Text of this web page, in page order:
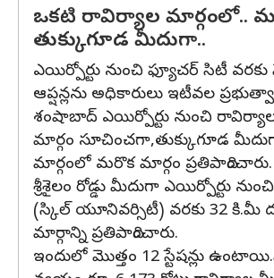
ఒకటి రావిర్యాల మార్గంలో..
తుక్కుగూడ మీదుగా..
ఎయిర్పోర్టు నుంచి ఫ్యూచర్ సిటీ
ఆప్షన్లను అధికారులు ఇటీవల
శంషాబాద్ ఎయిర్పోర్టు నుంచి
మార్గం సూచించగా,తుక్కుగూడ
మార్గంలో మరొక మార్గం ప్రతిపాదించారు.
శ్రీశైలం రోడ్డు మీదుగా ఎయిర్పోర్టు
(స్కిల్ యూనివర్సిటీ) వరకు 32 కి.మీ
మార్గాన్ని ప్రతిపాదించారు.
ఇందులో మొత్తం 12 స్టేషన్లు